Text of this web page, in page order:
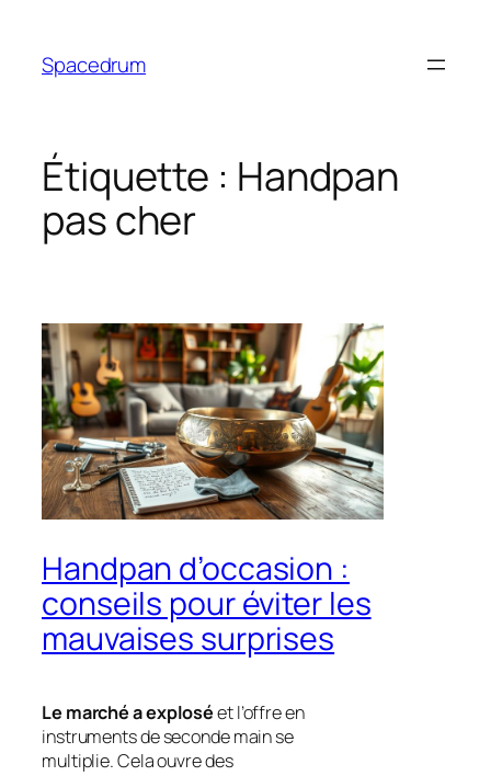
contenu
Spacedrum
Étiquette : Handpan
pas cher
Handpan d’occasion :
conseils pour éviter les
mauvaises surprises
Le marché a exploséet l’offre en
instruments de seconde main se
multiplie. Cela ouvre des